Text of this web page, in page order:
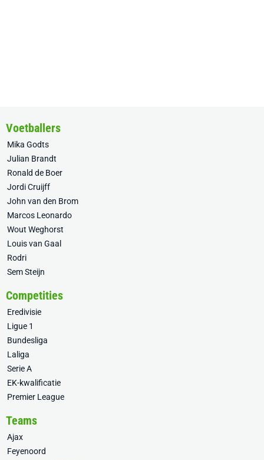
Voetballers
Mika Godts
Julian Brandt
Ronald de Boer
Jordi Cruijff
John van den Brom
Marcos Leonardo
Wout Weghorst
Louis van Gaal
Rodri
Sem Steijn
Competities
Eredivisie
Ligue 1
Bundesliga
Laliga
Serie A
EK-kwalificatie
Premier League
Teams
Ajax
Feyenoord